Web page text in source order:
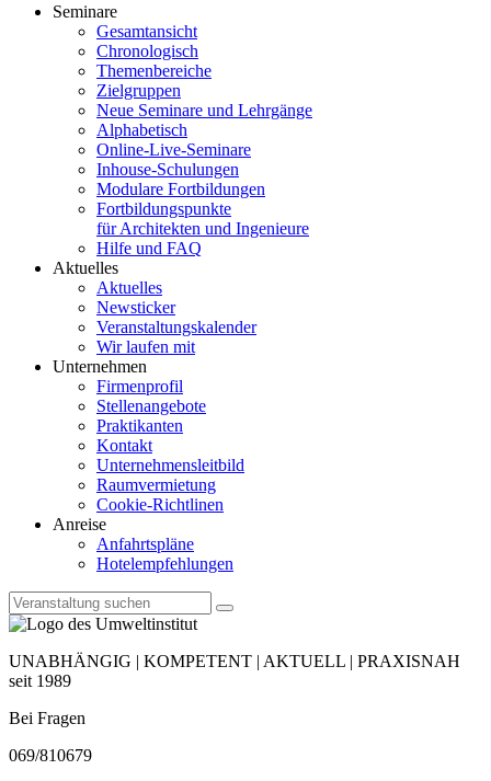
Seminare
Gesamtansicht
Chronologisch
Themenbereiche
Zielgruppen
Neue Seminare und Lehrgänge
Alphabetisch
Online-Live-Seminare
Inhouse-Schulungen
Modulare Fortbildungen
Fortbildungspunkte
für Architekten und Ingenieure
Hilfe und FAQ
Aktuelles
Aktuelles
Newsticker
Veranstaltungskalender
Wir laufen mit
Unternehmen
Firmenprofil
Stellenangebote
Praktikanten
Kontakt
Unternehmensleitbild
Raumvermietung
Cookie-Richtlinen
Anreise
Anfahrtspläne
Hotelempfehlungen
UNABHÄNGIG | KOMPETENT | AKTUELL | PRAXISNAH
seit 1989
Bei Fragen
069/810679